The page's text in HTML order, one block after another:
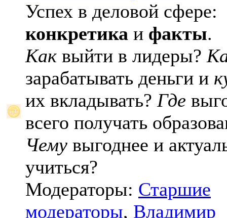
Успех в деловой сфере:
конкретика и факты.
Как выйти в лидеры?
зарабатывать деньги и
их вкладывать? Где
всего получать
Чему выгоднее и
учиться?
Модераторы: Старшие
модераторы, Владимир